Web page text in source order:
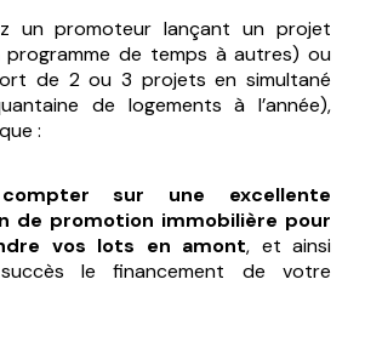
un promoteur lançant un projet
programme de temps à autres) ou
de 2 ou 3 projets en simultané
de logements à l’année),
:
sur une excellente
de promotion immobilière pour
vos lots en amont, et ainsi
le financement de votre